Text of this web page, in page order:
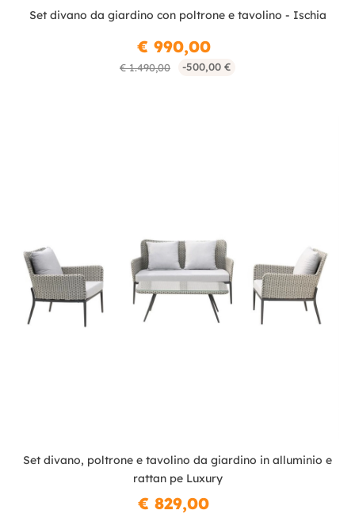
Set divano da giardino con poltrone e tavolino - Ischia
€ 1.490,00 -500,00 €
€ 990,00
Set divano, poltrone e tavolino da giardino in alluminio e
rattan pe Luxury
€ 829,00